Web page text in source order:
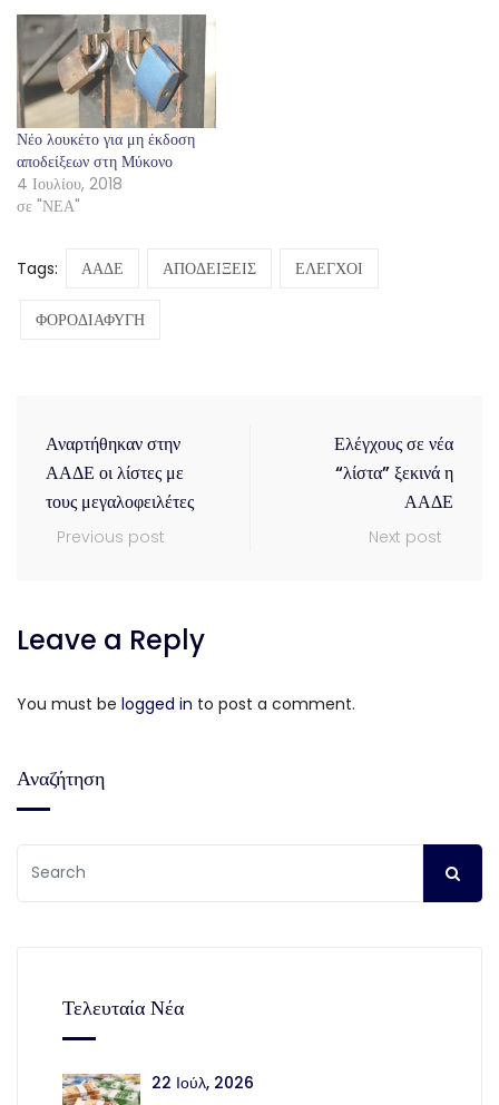
Νέο λουκέτο για μη έκδοση
αποδείξεων στη Μύκονο
4 Ιουλίου, 2018
σε "ΝΕΑ"
Tags: ΑΑΔΕ ΑΠΟΔΕΙΞΕΙΣ ΕΛΕΓΧΟΙ
ΦΟΡΟΔΙΑΦΥΓΗ
Αναρτήθηκαν στην
ΑΑΔΕ οι λίστες με
τους μεγαλοφειλέτες
Previous post
Ελέγχους σε νέα
“λίστα” ξεκινά η
ΑΑΔΕ
Next post
Leave a Reply
You must be logged in to post a comment.
Αναζήτηση
Τελευταία Νέα
22 Ιούλ, 2026